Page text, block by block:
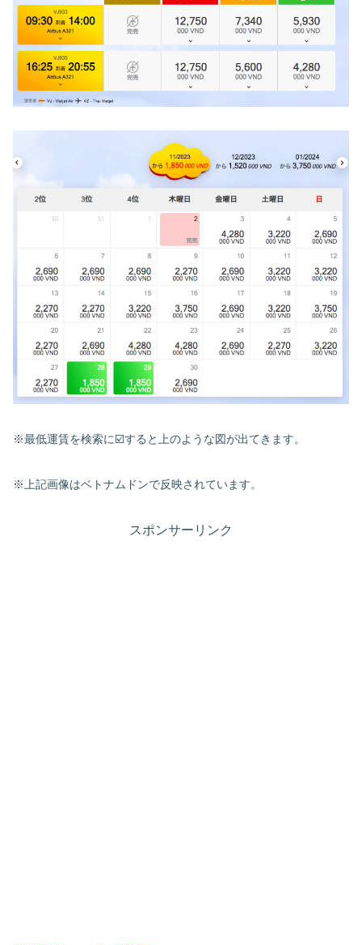
※最低運賃を検索に☑️すると上のような図が出てきます。
※上記画像はベトナムドンで反映されています。
スポンサーリンク